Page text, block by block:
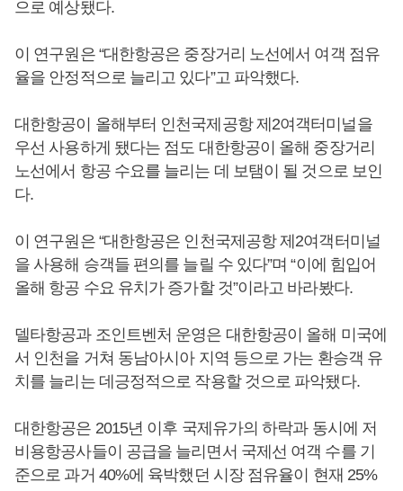
으로 예상됐다.
이 연구원은 “대한항공은 중장거리 노선에서 여객 점유
율을 안정적으로 늘리고 있다”고 파악했다.
대한항공이 올해부터 인천국제공항 제2여객터미널을
우선 사용하게 됐다는 점도 대한항공이 올해 중장거리
노선에서 항공 수요를 늘리는 데 보탬이 될 것으로 보인
다.
이 연구원은 “대한항공은 인천국제공항 제2여객터미널
을 사용해 승객들 편의를 늘릴 수 있다”며 “이에 힘입어
올해 항공 수요 유치가 증가할 것”이라고 바라봤다.
델타항공과 조인트벤처 운영은 대한항공이 올해 미국에
서 인천을 거쳐 동남아시아 지역 등으로 가는 환승객 유
치를 늘리는 데긍정적으로 작용할 것으로 파악됐다.
대한항공은 2015년 이후 국제유가의 하락과 동시에 저
비용항공사들이 공급을 늘리면서 국제선 여객 수를 기
준으로 과거 40%에 육박했던 시장 점유율이 현재 25%